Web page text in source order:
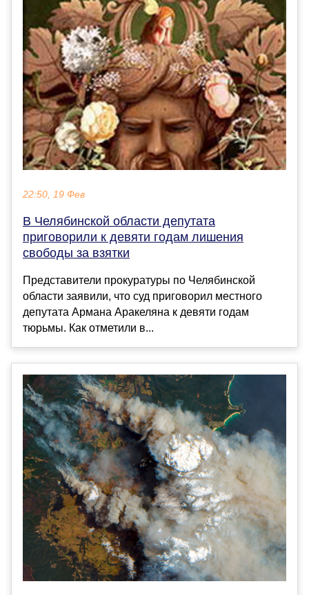
22:50, 19 Фев
В Челябинской области депутата
приговорили к девяти годам лишения
свободы за взятки
Представители прокуратуры по Челябинской
области заявили, что суд приговорил местного
депутата Армана Аракеляна к девяти годам
тюрьмы. Как отметили в...